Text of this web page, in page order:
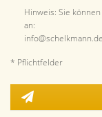
Hinweis: Sie
an:
* Pflichtfelder